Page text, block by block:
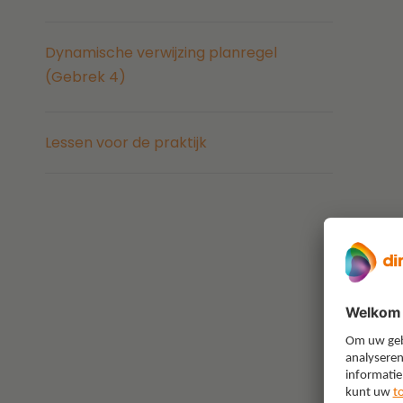
Dynamische verwijzing planregel
(Gebrek 4)
Lessen voor de praktijk